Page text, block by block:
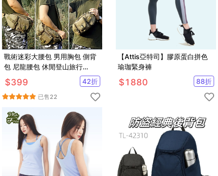
戰術迷彩大腰包 男用胸包 側背
包 尼龍腰包 休閒登山旅行
【AE16172】
$399 42折
已售22
【Attis亞特司】膠原蛋白拼色
瑜珈緊身褲
$1880 88折